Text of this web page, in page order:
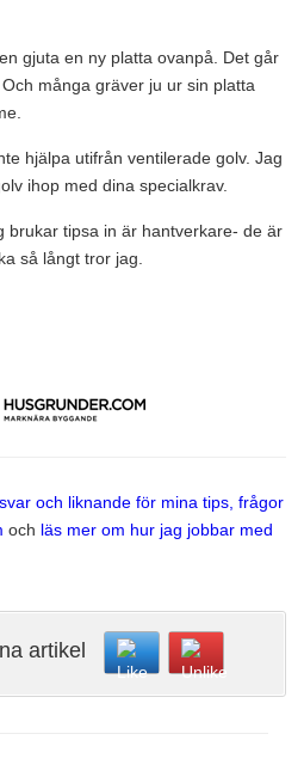
gjuta en ny platta ovanpå. Det går
många gräver ju ur sin platta
hjälpa utifrån ventilerade golv. Jag
ihop med dina specialkrav.
brukar tipsa in är hantverkare- de är
så långt tror jag.
och liknande för mina tips, frågor
och läs mer om hur jag jobbar med
artikel